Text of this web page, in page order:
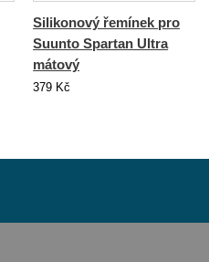
Silikonový řemínek pro
Suunto Spartan Ultra
mátový
379 Kč